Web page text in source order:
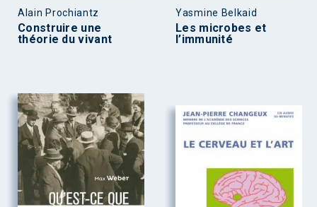
Alain Prochiantz
Construire une
théorie du vivant
Yasmine Belkaid
Les microbes et
l’immunité